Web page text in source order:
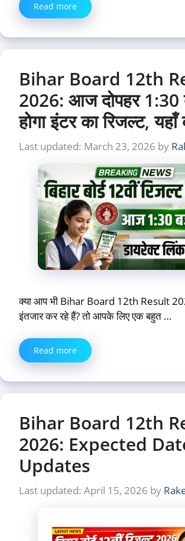
Read more
Bihar Board 12th
2026: आज दोपहर 1:30
होगा इंटर का रिजल्ट,
March 23, 2026 by
क्या आप भी Bihar Board 12th Result
इंतजार कर रहे हैं? तो आपके लिए एक बहुत …
Read more
Bihar Board 12th
2026: Expected
Updates
April 15, 2026 by